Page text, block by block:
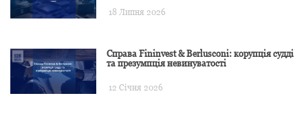
18 Липня 2026
Справа Fininvest & Berlusconi: корупція судді
та презумпція невинуватості
12 Січня 2026